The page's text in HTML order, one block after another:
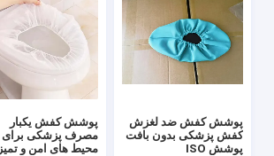
پوشش کفش ضد لغزش
کفش پزشکی بدون بافت
پوشش ISO
پوشش کفش یکبار
مصرف پزشکی برای
محیط های امن و تمیز